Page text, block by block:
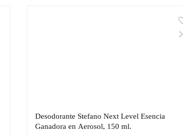
Desodorante Stefano Next Level Esencia
Ganadora en Aerosol, 150 ml.